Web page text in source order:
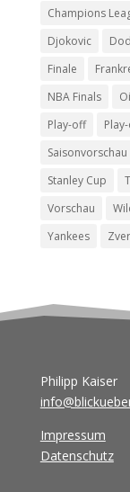
Champions
Djokovic
Finale
NBA Finals
Play-off
Saisonvorschau
Stanley Cup
Vorschau
Yankees
Philipp Kaiser
Impressum
Datenschutz